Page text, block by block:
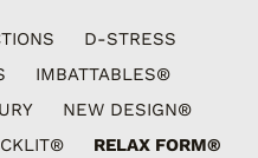
D-STRESS
IMBATTABLES®
NEW DESIGN®
RELAX FORM®